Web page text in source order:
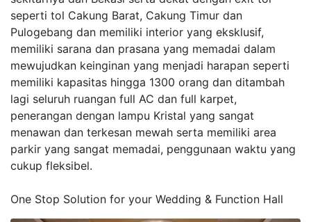
Gedung Sasana Modern - adalah sebuah gedung serba
guna yang lokasinya sangat strategis mudah di
jangkau dari berbagai wilayah seperti Cakung
sekitarnya dan Bekasi serta dekat dengan exit tol
seperti tol Cakung Barat, Cakung Timur dan
Pulogebang dan memiliki interior yang eksklusif,
memiliki sarana dan prasana yang memadai dalam
mewujudkan keinginan yang menjadi harapan seperti
memiliki kapasitas hingga 1300 orang dan ditambah
lagi seluruh ruangan full AC dan full karpet,
penerangan dengan lampu Kristal yang sangat
menawan dan terkesan mewah serta memiliki area
parkir yang sangat memadai, penggunaan waktu yang